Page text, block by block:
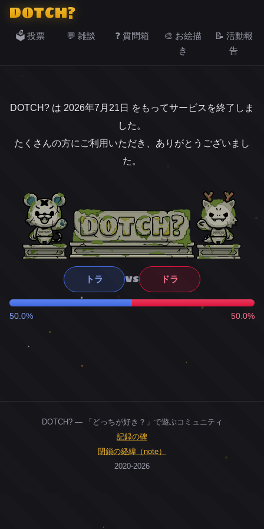
DOTCH?
🗳️ 投票 💬 雑談 ❓ 質問箱
🎨 お絵描
き
📝 活動報
告
DOTCH? は 2026年7月21日 をもってサービスを終了しま
した。
たくさんの方にご利用いただき、ありがとうございまし
た。
トラ VS ドラ
50.0% 50.0%
DOTCH? — 「どっちが好き？」で遊ぶコミュニティ
記録の碑
閉鎖の経緯（note）
2020-2026